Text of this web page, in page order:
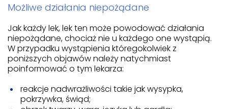
Możliwe działania niepożądane
Jak każdy lek, lek ten może powodować działania
niepożądane, chociaż nie u każdego one wystąpią.
W przypadku wystąpienia któregokolwiek z
poniższych objawów należy natychmiast
poinformować o tym lekarza:
reakcje nadwrażliwości takie jak wysypka,
pokrzywka, świąd;